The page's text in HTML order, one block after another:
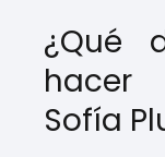
¿Qué
hacer
Sofía